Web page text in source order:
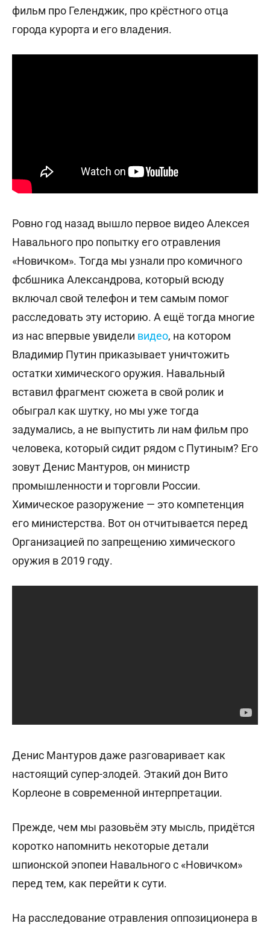
фильм про Геленджик, про крёстного отца
города курорта и его владения.
Ровно год назад вышло первое видео Алексея
Навального про попытку его отравления
«Новичком». Тогда мы узнали про комичного
фсбшника Александрова, который всюду
включал свой телефон и тем самым помог
расследовать эту историю. А ещё тогда многие
из нас впервые увидели видео, на котором
Владимир Путин приказывает уничтожить
остатки химического оружия. Навальный
вставил фрагмент сюжета в свой ролик и
обыграл как шутку, но мы уже тогда
задумались, а не выпустить ли нам фильм про
человека, который сидит рядом с Путиным? Его
зовут Денис Мантуров, он министр
промышленности и торговли России.
Химическое разоружение — это компетенция
его министерства. Вот он отчитывается перед
Организацией по запрещению химического
оружия в 2019 году.
Денис Мантуров даже разговаривает как
настоящий супер-злодей. Этакий дон Вито
Корлеоне в современной интерпретации.
Прежде, чем мы разовьём эту мысль, придётся
коротко напомнить некоторые детали
шпионской эпопеи Навального с «Новичком»
перед тем, как перейти к сути.
На расследование отравления оппозиционера в